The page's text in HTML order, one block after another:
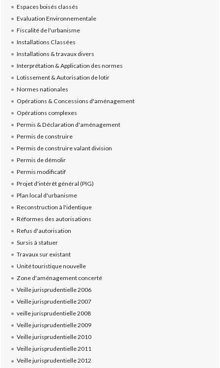
Espaces boisés classés
Evaluation Environnementale
Fiscalité de l'urbanisme
Installations Classées
Installations & travaux divers
Interprétation & Application des normes
Lotissement & Autorisation de lotir
Normes nationales
Opérations & Concessions d'aménagement
Opérations complexes
Permis & Déclaration d'aménagement
Permis de construire
Permis de construire valant division
Permis de démolir
Permis modificatif
Projet d'intérêt général (PIG)
Plan local d'urbanisme
Reconstruction à l'identique
Réformes des autorisations
Refus d'autorisation
Sursis à statuer
Travaux sur existant
Unité touristique nouvelle
Zone d'aménagement concerté
Veille jurisprudentielle 2006
Veille jurisprudentielle 2007
veille jurisprudentielle 2008
Veille jurisprudentielle 2009
Veille jurisprudentielle 2010
Veille jurisprudentielle 2011
Veille jurisprudentielle 2012